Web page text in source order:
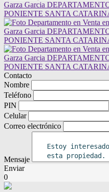
Contacto
Nombre
Teléfono
PIN
Celular
Correo electrónico
Mensaje
Enviar
0